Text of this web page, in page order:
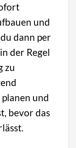
und
dann per
der Regel
zu
und
bevor das